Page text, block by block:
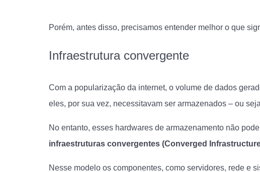
Porém, antes disso, precisamos entender melhor o que
Infraestrutura convergente
Com a popularização da internet, o volume de dados
eles, por sua vez, necessitavam ser armazenados – ou
No entanto, esses hardwares de armazenamento não
infraestruturas convergentes (Converged
Nesse modelo os componentes, como servidores, rede e